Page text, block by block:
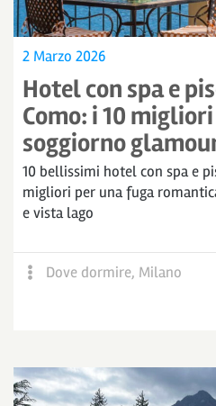
2 Marzo 2026
Hotel con spa e
Como: i 10
soggiorno
10 bellissimi hotel con spa e
migliori per una fuga
e vista lago
Dove dormire, Milano